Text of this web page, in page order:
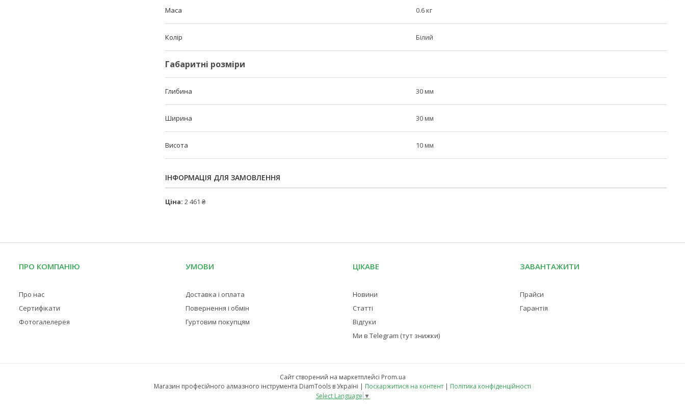
Маса 0.6 кг
Колір Білий
Габаритні розміри
Глибина 30 мм
Ширина 30 мм
Висота 10 мм
ІНФОРМАЦІЯ ДЛЯ ЗАМОВЛЕННЯ
Ціна: 2 461 ₴
ПРО КОМПАНІЮ
Про нас
Сертифікати
Фотогалелерея
УМОВИ
Доставка і оплата
Повернення і обмін
Гуртовим покупцям
ЦІКАВЕ
Новини
Статті
Відгуки
Ми в Telegram (тут знижки)
ЗАВАНТАЖИТИ
Прайси
Гарантія
Сайт створений на маркетплейсі Prom.ua
Магазин професійного алмазного інструмента DiamTools в Україні | Поскаржитися на контент | Політика конфіденційності
Select Language ▼